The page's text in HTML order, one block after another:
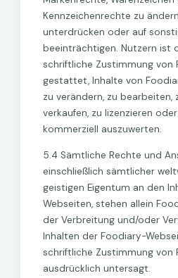
Kennzeichenrechte zu
unterdrücken oder auf
beeinträchtigen. Nutzern ist
schriftliche Zustimmung von
gestattet, Inhalte von
zu verändern, zu bearbeiten,
verkaufen, zu lizenzieren
kommerziell auszuwerten.
5.4 Sämtliche Rechte und
einschließlich sämtlicher
geistigen Eigentum an den
Webseiten, stehen allein
der Verbreitung und/oder
Inhalten der Foodiary-
schriftliche Zustimmung von
ausdrücklich untersagt.